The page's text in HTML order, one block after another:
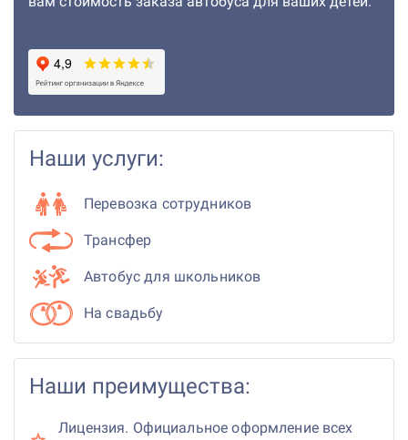
Наши услуги:
Перевозка сотрудников
Трансфер
Автобус для школьников
На свадьбу
Наши преимущества:
Лицензия. Официальное оформление всех